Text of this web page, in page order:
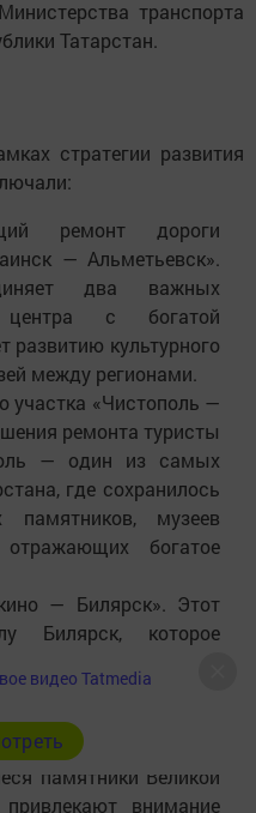
транспорта
Татарстан.
стратегии развития
ремонт дороги
— Альметьевск».
два важных
центра с богатой
развитию культурного
между регионами.
участка «Чистополь —
ремонта туристы
— один из самых
где сохранилось
памятников, музеев
богатое
— Билярск». Этот
Билярск, которое
столицы Волжской
дороги позволяет
познакомиться
наследием
памятники Великой
внимание
видео Tatmedia